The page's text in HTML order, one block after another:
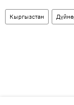
Кыргызстан